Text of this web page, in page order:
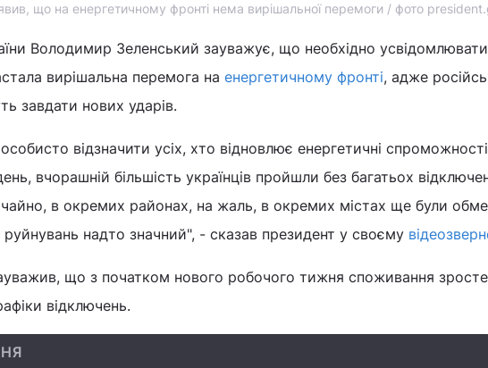
що на енергетичному фронті нема вирішальної перемоги / фото
Володимир Зеленський зауважує, що необхідно
вирішальна перемога на енергетичному фронті, адже
завдати нових ударів.
відзначити усіх, хто відновлює енергетичні
вчорашній більшість українців пройшли без багатьох
в окремих районах, на жаль, в окремих містах ще були
руйнувань надто значний", - сказав президент у своєму
що з початком нового робочого тижня споживання
відключень.